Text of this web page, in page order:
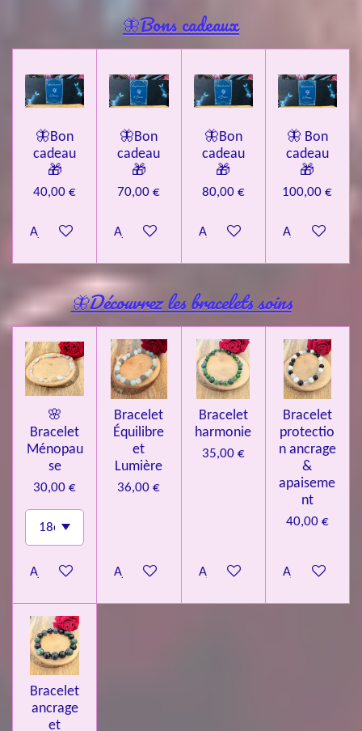
🦋Bons cadeaux
🦋Bon
cadeau
🎁
40,00 €
Ajouter au panier
🦋Bon
cadeau
🎁
70,00 €
Ajouter au panier
🦋Bon
cadeau
🎁
80,00 €
Ajouter au panier
🦋 Bon
cadeau
🎁
100,00 €
Ajouter au
🦋Découvrez les bracelets soins
🌸
Bracelet
Ménopau
se
30,00 €
Ajouter au panier
Bracelet
Équilibre
et
Lumière
36,00 €
Ajouter au panier
Bracelet
harmonie
35,00 €
Ajouter au panier
Bracelet
protectio
n ancrage
&
apaiseme
nt
40,00 €
Ajouter au
Bracelet
ancrage
et